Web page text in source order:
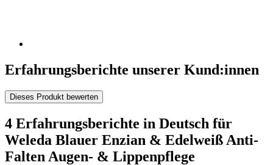
Erfahrungsberichte unserer Kund:innen
Dieses Produkt bewerten
4 Erfahrungsberichte in Deutsch für
Weleda Blauer Enzian & Edelweiß Anti-
Falten Augen- & Lippenpflege